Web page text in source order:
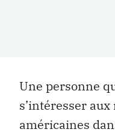
Une personne
s’intéresser
américaines